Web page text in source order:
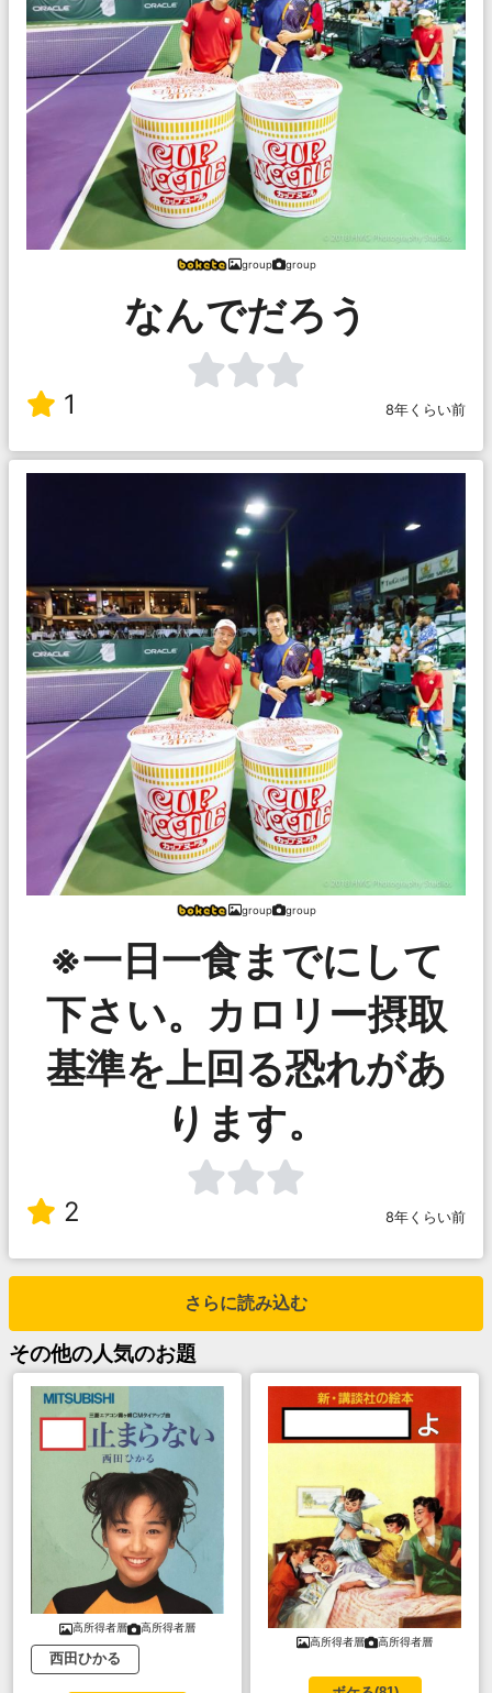
group group
なんでだろう
1 8年くらい前
group group
※一日一食までにして
下さい。カロリー摂取
基準を上回る恐れがあ
ります。
2 8年くらい前
さらに読み込む
その他の人気のお題
高所得者層 高所得者層
西田ひかる
高所得者層 高所得者層